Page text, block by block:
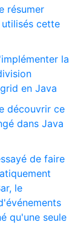
résumer
cette
la
en Java
découvrir ce
dans Java
de faire
le
qu'une seule